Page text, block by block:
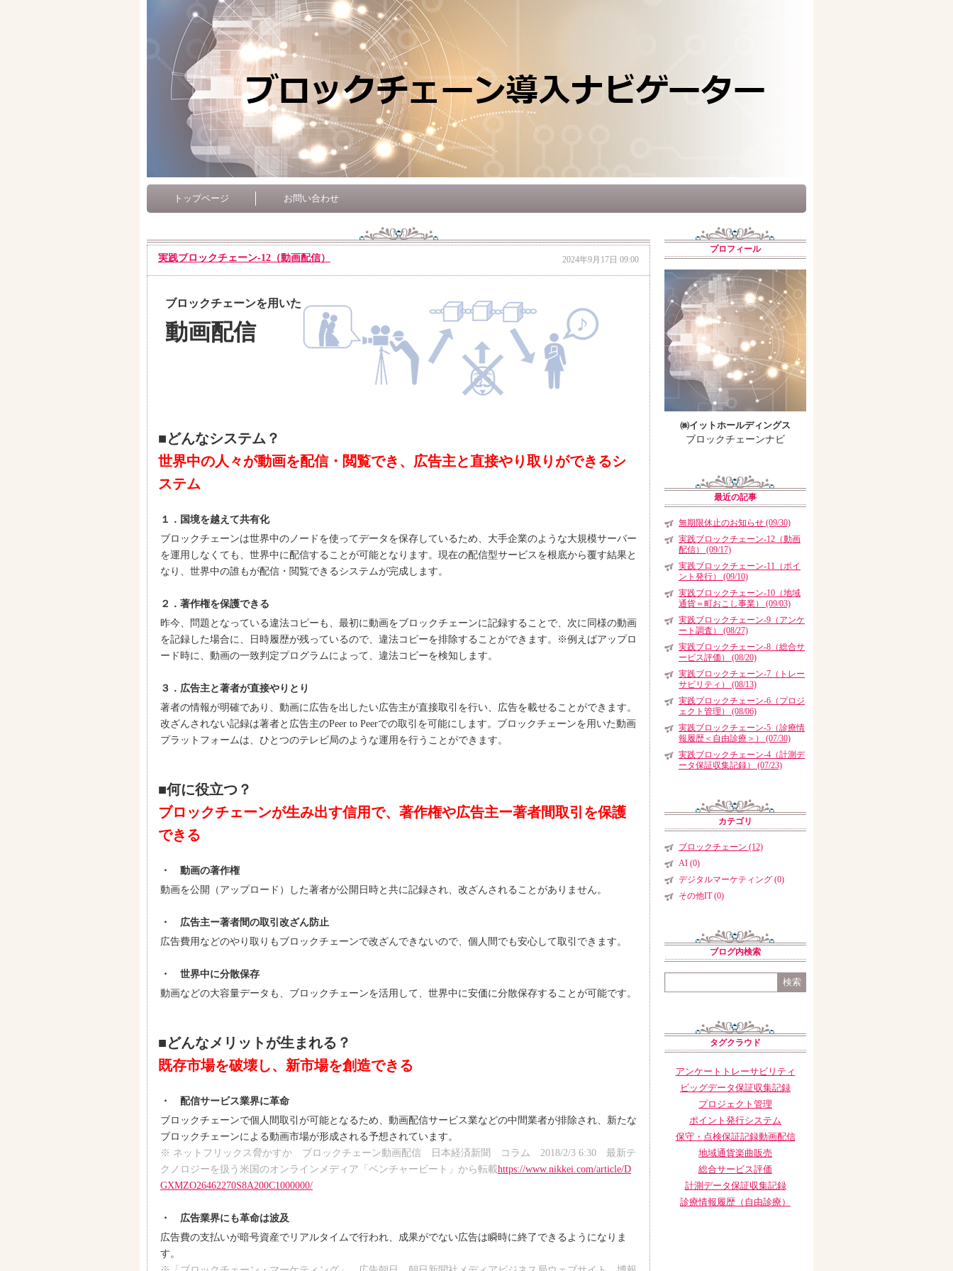
トップページ お問い合わせ
実践ブロックチェーン-12（動画配信） 2024年9月17日 09:00
ブロックチェーンを用いた
動画配信
■どんなシステム？
世界中の人々が動画を配信・閲覧でき、広告主と直接やり取りができるシ
ステム
１．国境を越えて共有化
ブロックチェーンは世界中のノードを使ってデータを保存しているため、大手企業のような大規模サーバー
を運用しなくても、世界中に配信することが可能となります。現在の配信型サービスを根底から覆す結果と
なり、世界中の誰もが配信・閲覧できるシステムが完成します。
２．著作権を保護できる
昨今、問題となっている違法コピーも、最初に動画をブロックチェーンに記録することで、次に同様の動画
を記録した場合に、日時履歴が残っているので、違法コピーを排除することができます。※例えばアップロ
ード時に、動画の一致判定プログラムによって、違法コピーを検知します。
３．広告主と著者が直接やりとり
著者の情報が明確であり、動画に広告を出したい広告主が直接取引を行い、広告を載せることができます。
改ざんされない記録は著者と広告主のPeer to Peerでの取引を可能にします。ブロックチェーンを用いた動画
プラットフォームは、ひとつのテレビ局のような運用を行うことができます。
■何に役立つ？
ブロックチェーンが生み出す信用で、著作権や広告主ー著者間取引を保護
できる
・ 動画の著作権
動画を公開（アップロード）した著者が公開日時と共に記録され、改ざんされることがありません。
・ 広告主ー著者間の取引改ざん防止
広告費用などのやり取りもブロックチェーンで改ざんできないので、個人間でも安心して取引できます。
・ 世界中に分散保存
動画などの大容量データも、ブロックチェーンを活用して、世界中に安価に分散保存することが可能です。
■どんなメリットが生まれる？
既存市場を破壊し、新市場を創造できる
・ 配信サービス業界に革命
ブロックチェーンで個人間取引が可能となるため、動画配信サービス業などの中間業者が排除され、新たな
ブロックチェーンによる動画市場が形成される予想されています。
※ ネットフリックス脅かすか ブロックチェーン動画配信 日本経済新聞 コラム 2018/2/3 6:30 最新テ
クノロジーを扱う米国のオンラインメディア「ベンチャービート」から転載https://www.nikkei.com/article/D
GXMZO26462270S8A200C1000000/
・ 広告業界にも革命は波及
広告費の支払いが暗号資産でリアルタイムで行われ、成果がでない広告は瞬時に終了できるようになりま
す。
プロフィール
㈱イットホールディングス
ブロックチェーンナビ
最近の記事
無期限休止のお知らせ (09/30)
実践ブロックチェーン-12（動画
配信） (09/17)
実践ブロックチェーン-11（ポイ
ント発行） (09/10)
実践ブロックチェーン-10（地域
通貨＝町おこし事業） (09/03)
実践ブロックチェーン-9（アンケ
ート調査） (08/27)
実践ブロックチェーン-8（総合サ
ービス評価） (08/20)
実践ブロックチェーン-7（トレー
サビリティ） (08/13)
実践ブロックチェーン-6（プロジ
ェクト管理） (08/06)
実践ブロックチェーン-5（診療情
報履歴＜自由診療＞） (07/30)
実践ブロックチェーン-4（計測デ
ータ保証収集記録） (07/23)
カテゴリ
ブロックチェーン (12)
AI (0)
デジタルマーケティング (0)
その他IT (0)
ブログ内検索
タグクラウド
アンケート トレーサビリティ
ビッグデータ保証収集記録
プロジェクト管理
ポイント発行システム
保守・点検保証記録動画配信
地域通貨楽曲販売
総合サービス評価
計測データ保証収集記録
診療情報履歴（自由診療）